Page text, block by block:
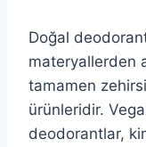
Doğal
materyallerden
tamamen
ürünleridir.
deodorantlar,